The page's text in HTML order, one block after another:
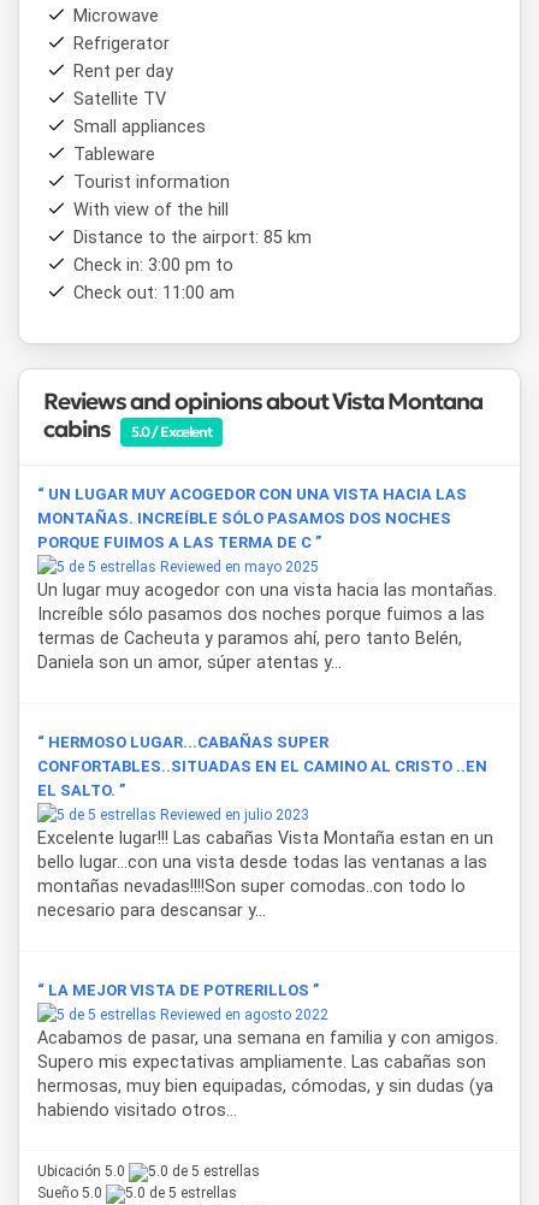
Microwave
Refrigerator
Rent per day
Satellite TV
Small appliances
Tableware
Tourist information
With view of the hill
Distance to the airport: 85 km
Check in: 3:00 pm to
Check out: 11:00 am
Reviews and opinions about Vista Montana
cabins
5.0 / Excelent
“ UN LUGAR MUY ACOGEDOR CON UNA VISTA HACIA LAS
MONTAÑAS. INCREÍBLE SÓLO PASAMOS DOS NOCHES
PORQUE FUIMOS A LAS TERMA DE C ”
Reviewed en mayo 2025
Un lugar muy acogedor con una vista hacia las montañas.
Increíble sólo pasamos dos noches porque fuimos a las
termas de Cacheuta y paramos ahí, pero tanto Belén,
Daniela son un amor, súper atentas y...
“ HERMOSO LUGAR...CABAÑAS SUPER
CONFORTABLES..SITUADAS EN EL CAMINO AL CRISTO ..EN
EL SALTO. ”
Reviewed en julio 2023
Excelente lugar!!! Las cabañas Vista Montaña estan en un
bello lugar...con una vista desde todas las ventanas a las
montañas nevadas!!!!Son super comodas..con todo lo
necesario para descansar y...
“ LA MEJOR VISTA DE POTRERILLOS ”
Reviewed en agosto 2022
Acabamos de pasar, una semana en familia y con amigos.
Supero mis expectativas ampliamente. Las cabañas son
hermosas, muy bien equipadas, cómodas, y sin dudas (ya
habiendo visitado otros...
Ubicación 5.0
Sueño 5.0